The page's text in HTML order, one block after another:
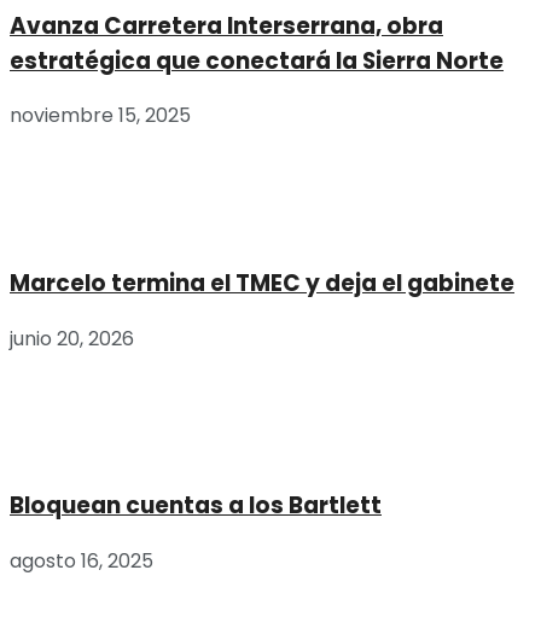
Avanza Carretera Interserrana, obra
estratégica que conectará la Sierra Norte
noviembre 15, 2025
Marcelo termina el TMEC y deja el gabinete
junio 20, 2026
Bloquean cuentas a los Bartlett
agosto 16, 2025